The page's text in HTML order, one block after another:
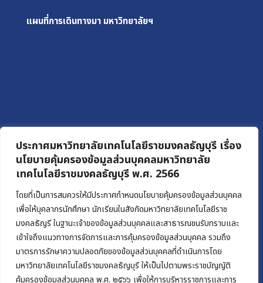
ประกาศมหาวิทยาลัยเทคโนโลยีราชมงคลธัญบุรี เรื่อง
นโยบายคุ้มครองข้อมูลส่วนบุคคลมหาวิทยาลัย
เทคโนโลยีราชมงคลธัญบุรี พ.ศ. 2566
โดยที่เป็นการสมควรให้มีประกาศกำหนดนโยบายคุ้มครองข้อมูลส่วนบุคคล
เพื่อให้บุคลากรนักศึกษา นักเรียนในสังกัดมหาวิทยาลัยเทคโนโลยีราช
มงคลธัญรี ในฐานะเจ้าของข้อมูลส่วนบุคคลและสาธารณชนรับทราบและ
เข้าใจถึงแนวทางการจัดการและการคุ้มครองข้อมูลส่วนบุคคล รวมถึง
มาตรการรักษาความปลอดภัยของข้อมูลส่วนบุคคลที่ดำเนินการโดย
มหาวิทยาลัยเทคโนโลยีราชมงคลธัญบุรี ให้เป็นไปตามพระราชบัญญัติ
คุ้มครองข้อมูลส่วนบุคคล พ.ศ. ๒๕๖๖ เพื่อให้การบริหารราชการและการ
แผนที่การเดินทางมา มหาวิทยาลัยฯ